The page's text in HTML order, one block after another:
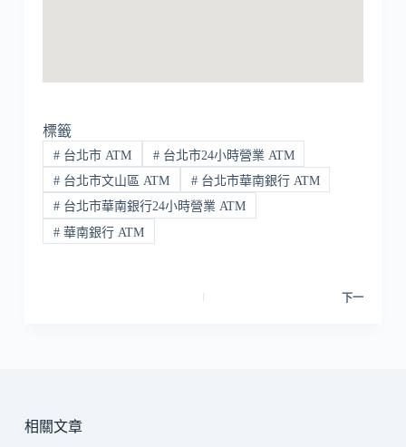
標籤
#台北市 ATM #台北市24小時營業 ATM
#台北市文山區 ATM #台北市華南銀行 ATM
#台北市華南銀行24小時營業 ATM
#華南銀行 ATM
下一
相關文章